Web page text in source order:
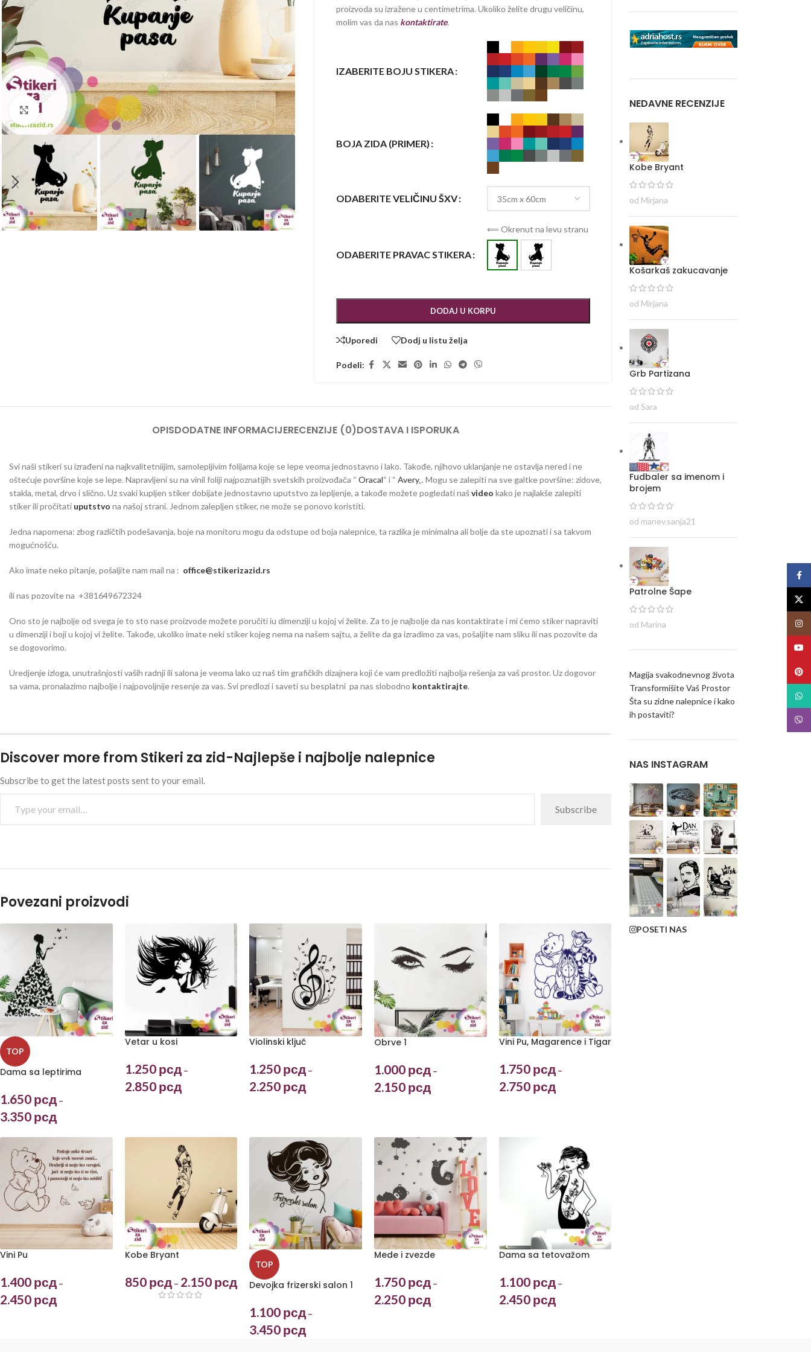
Kliknite za uvećanje
proizvoda su izražene u centimetrima. Ukoliko želite drugu veličinu,
molim vas da nas kontaktirate.
IZABERITE BOJU STIKERA
BOJA ZIDA (PRIMER)
ODABERITE VELIČINU ŠXV
ODABERITE PRAVAC STIKERA
⟸ Okrenut na levu stranu
DODAJ U KORPU
Uporedi Dodj u listu želja
Podeli:
OPISDODATNE INFORMACIJERECENZIJE (0)DOSTAVA I ISPORUKA
Svi naši stikeri su izrađeni na najkvalitetniijim, samolepljivim folijama koje se lepe veoma jednostavno i lako. Takođe, njihovo uklanjanje ne ostavlja nered i ne
oštećuje površine koje se lepe. Napravljeni su na vinil foliji najpoznatijih svetskih proizvođača “ Oracal“ i “ Avery„. Mogu se zalepiti na sve galtke površine: zidove,
stakla, metal, drvo i slično. Uz svaki kupljen stiker dobijate jednostavno uputstvo za lepljenje, a takođe možete pogledati našvideo kako je najlakše zalepiti
stiker ili pročitati uputstvo na našoj strani. Jednom zalepljen stiker, ne može se ponovo koristiti.
Jedna napomena: zbog različtih podešavanja, boje na monitoru mogu da odstupe od boja nalepnice, ta razlika je minimalna ali bolje da ste upoznati i sa takvom
mogućnošću.
Ako imate neko pitanje, pošaljite nam mail na : office@stikerizazid.rs
ili nas pozovite na +381649672324
Ono sto je najbolje od svega je to sto nase proizvode možete poručiti iu dimenziji u kojoj vi želite. Za to je najbolje da nas kontaktirate i mi ćemo stiker napraviti
u dimenziji i boji u kojoj vi želite. Takođe, ukoliko imate neki stiker kojeg nema na našem sajtu, a želite da ga izradimo za vas, pošaljite nam sliku ili nas pozovite da
se dogovorimo.
Uredjenje izloga, unutrašnjosti vaših radnji ili salona je veoma lako uz naš tim grafičkih dizajnera koji će vam predložiti najbolja rešenja za vaš prostor. Uz dogovor
sa vama, pronalazimo najbolje i najpovoljnije resenje za vas. Svi predlozi i saveti su besplatni pa nas slobodno kontaktirajte.
Discover more from Stikeri za zid-Najlepše i najbolje nalepnice
Subscribe to get the latest posts sent to your email.
Subscribe
Povezani proizvodi
TOP
Dama sa leptirima
1.650 рсд –
3.350 рсд
Vetar u kosi
1.250 рсд –
2.850 рсд
Violinski ključ
1.250 рсд –
2.250 рсд
Obrve 1
1.000 рсд –
2.150 рсд
Vini Pu, Magarence i Tigar
1.750 рсд –
2.750 рсд
Vini Pu
1.400 рсд –
2.450 рсд
Kobe Bryant
850 рсд – 2.150 рсд
TOP
Devojka frizerski salon 1
1.100 рсд –
3.450 рсд
Mede i zvezde
1.750 рсд –
2.250 рсд
Dama sa tetovažom
1.100 рсд –
2.450 рсд
NEDAVNE RECENZIJE
Kobe Bryant
od Mirjana
Košarkaš zakucavanje
od Mirjana
Grb Partizana
od Sara
Fudbaler sa imenom i
brojem
od manev.sanja21
Patrolne Šape
od Marina
Magija svakodnevnog života
Transformišite Vaš Prostor
Šta su zidne nalepnice i kako
ih postaviti?
NAS INSTAGRAM
POSETI NAS
Viber